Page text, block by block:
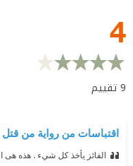
4
9تقييم
اقتباسات من رواية من قتل
الفائز يأخذ كل شيء . هذه هى